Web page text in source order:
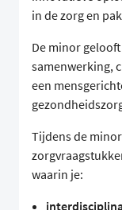
in de zorg en
De minor
samenwerking,
een
Tijdens de
waarin je: